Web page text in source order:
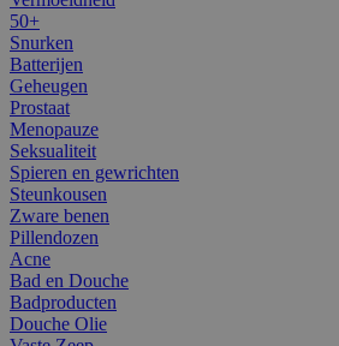
50+
Snurken
Batterijen
Geheugen
Prostaat
Menopauze
Seksualiteit
Spieren en gewrichten
Steunkousen
Zware benen
Pillendozen
Acne
Bad en Douche
Badproducten
Douche Olie